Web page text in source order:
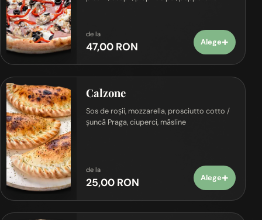
de la
47,00 RON Alege+
Calzone
Sos de roșii, mozzarella, prosciutto cotto /
șuncă Praga, ciuperci, măsline
de la
25,00 RON Alege+